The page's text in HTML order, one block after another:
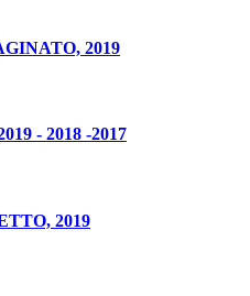
2019
- 2018 -2017
2019